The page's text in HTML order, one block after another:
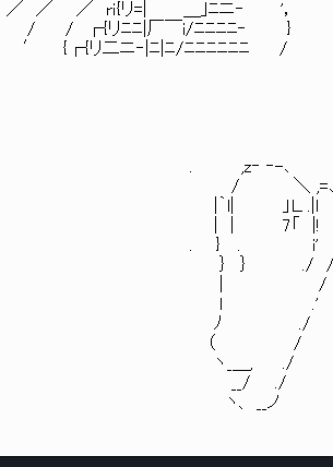
／ ／ rｉ{リ=| ＿｣ﾆニ‐ '，
/ / ┌{リﾆﾆ|厂￣i/ﾆﾆﾆﾆ‐ }
′ {┌{リ二ニ‐|ﾆ|ﾆ/ﾆﾆﾆﾆﾆﾆ /
‐-､
,=
「 |!
こまで言わな
｝ ./
/
.'
./
/
＿, ./
./
__ノ